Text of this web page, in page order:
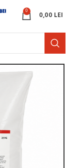
0 0,00 LEI